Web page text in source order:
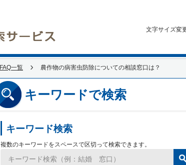
文字サイズ変
FAQ一覧 農作物の病害虫防除についての相談窓口は？
キーワードで検索
キーワード検索
複数のキーワードをスペースで区切って検索できます。